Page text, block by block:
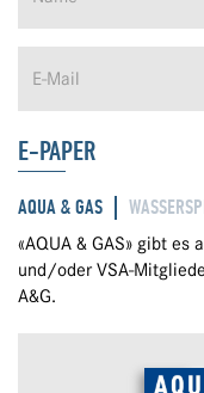
E-PAPER
AQUA & GAS
«AQUA & GAS» gibt es
und/oder VSA-
A&G.